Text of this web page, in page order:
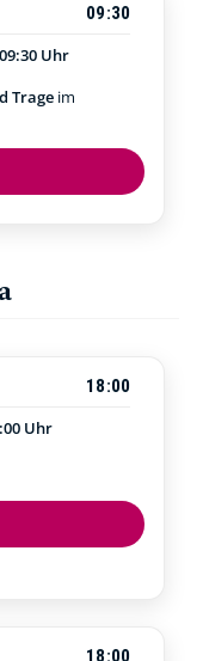
09:30
09:30 Uhr
Trage im
18:00
Uhr
18:00